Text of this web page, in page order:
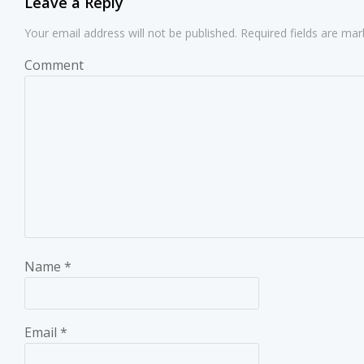
Your email address will not be published. Required fields are
Comment
Name *
Email *